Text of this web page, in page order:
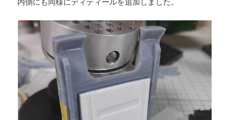
内側にも同様にディティールを追加しました。